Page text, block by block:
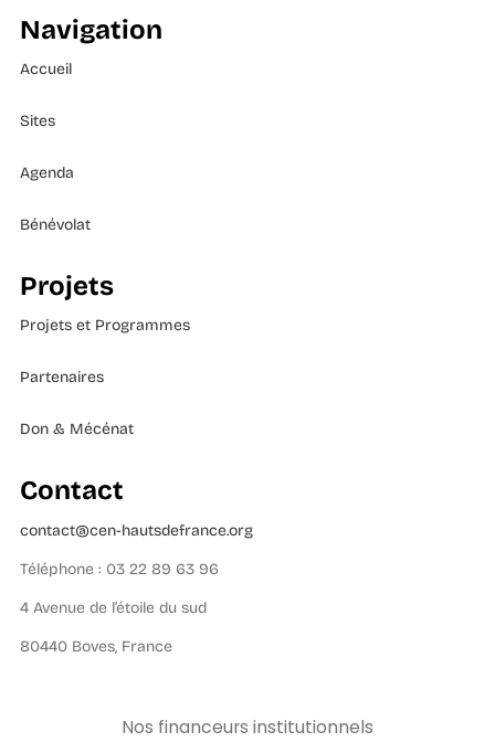
Navigation
Accueil
Sites
Agenda
Bénévolat
Projets
Projets et Programmes
Partenaires
Don & Mécénat
Contact
contact@cen-hautsdefrance.org
Téléphone : 03 22 89 63 96
4 Avenue de l’étoile du sud
80440 Boves, France
Nos financeurs institutionnels